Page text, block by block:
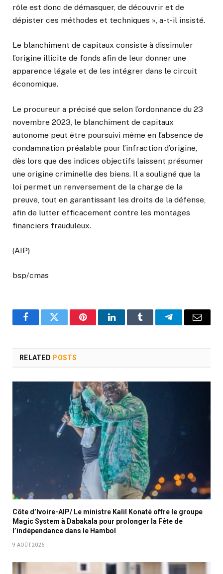
rôle est donc de démasquer, de découvrir et de
dépister ces méthodes et techniques », a-t-il insisté.
Le blanchiment de capitaux consiste à dissimuler
l’origine illicite de fonds afin de leur donner une
apparence légale et de les intégrer dans le circuit
économique.
Le procureur a précisé que selon l’ordonnance du 23
novembre 2023, le blanchiment de capitaux
autonome peut être poursuivi même en l’absence de
condamnation préalable pour l’infraction d’origine,
dès lors que des indices objectifs laissent présumer
une origine criminelle des biens. Il a souligné que la
loi permet un renversement de la charge de la
preuve, tout en garantissant les droits de la défense,
afin de lutter efficacement contre les montages
financiers frauduleux.
(AIP)
bsp/cmas
FacebookTwitter PinterestLinkedInTumblr TelegramEmail
RELATED POSTS
Côte d’Ivoire-AIP/ Le ministre Kalil Konaté offre le groupe
Magic System à Dabakala pour prolonger la Fête de
l’indépendance dans le Hambol
9 AOÛT 2026